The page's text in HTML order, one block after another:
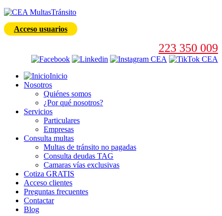
Acceso usuarios
223 350 009
Inicio
Nosotros
Quiénes somos
¿Por qué nosotros?
Servicios
Particulares
Empresas
Consulta multas
Multas de tránsito no pagadas
Consulta deudas TAG
Camaras vías exclusivas
Cotiza GRATIS
Acceso clientes
Preguntas frecuentes
Contactar
Blog